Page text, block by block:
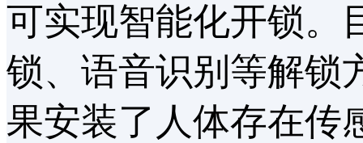
可实现智能化开锁。
锁、语音识别等解锁
果安装了人体存在传